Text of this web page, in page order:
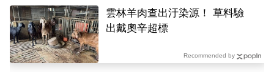
雲林羊肉查出汙染源！ 草料驗
出戴奧辛超標
Recommended by